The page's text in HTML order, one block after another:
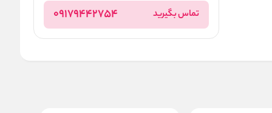
تماس بگیرید 09179442754